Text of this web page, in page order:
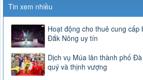
Tin xem nhiều
Hoạt động cho thuê cung cấp
Đắk Nông uy tín
Dịch vụ Múa lân thành phố
quý và thịnh vượng